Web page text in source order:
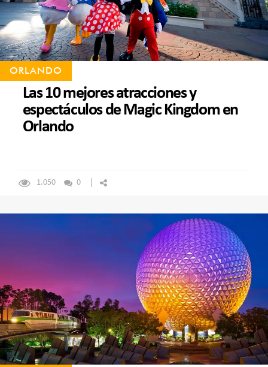
ORLANDO
Las 10 mejores atracciones y
espectáculos de Magic Kingdom en
Orlando
1.050 0